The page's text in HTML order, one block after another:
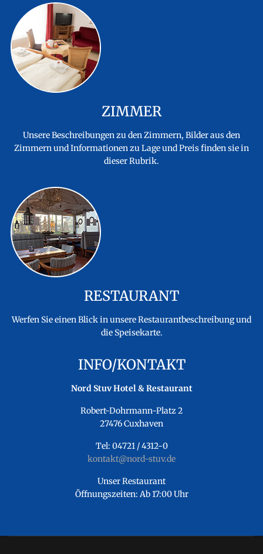
ZIMMER
Unsere Beschreibungen zu den Zimmern, Bilder aus den
Zimmern und Informationen zu Lage und Preis finden sie in
dieser Rubrik.
RESTAURANT
Werfen Sie einen Blick in unsere Restaurantbeschreibung und
die Speisekarte.
INFO/KONTAKT
Nord Stuv Hotel & Restaurant
Robert-Dohrmann-Platz 2
27476 Cuxhaven
Tel: 04721 / 4312-0
kontakt@nord-stuv.de
Unser Restaurant
Öffnungszeiten: Ab 17:00 Uhr